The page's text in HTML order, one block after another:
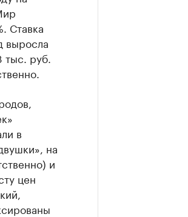
Ставка
выросла
руб.
в
на
и
цен